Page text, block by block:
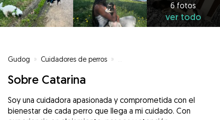
6 fotos
ver todo
Gudog » Cuidadores de perros »
Sobre Catarina
Soy una cuidadora apasionada y comprometida con el
bienestar de cada perro que llega a mi cuidado. Con